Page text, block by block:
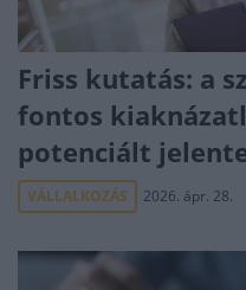
Friss kutatás: a
fontos
potenciált
VÁLLALKOZÁS 2026. ápr. 28.